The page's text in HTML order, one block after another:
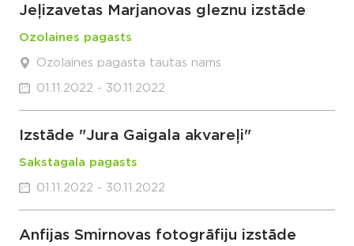
Jeļizavetas Marjanovas gleznu izstāde
Ozolaines pagasts
Ozolaines pagasta tautas nams
01.11.2022 - 30.11.2022
Izstāde "Jura Gaigala akvareļi"
Sakstagala pagasts
01.11.2022 - 30.11.2022
Anfijas Smirnovas fotogrāfiju izstāde